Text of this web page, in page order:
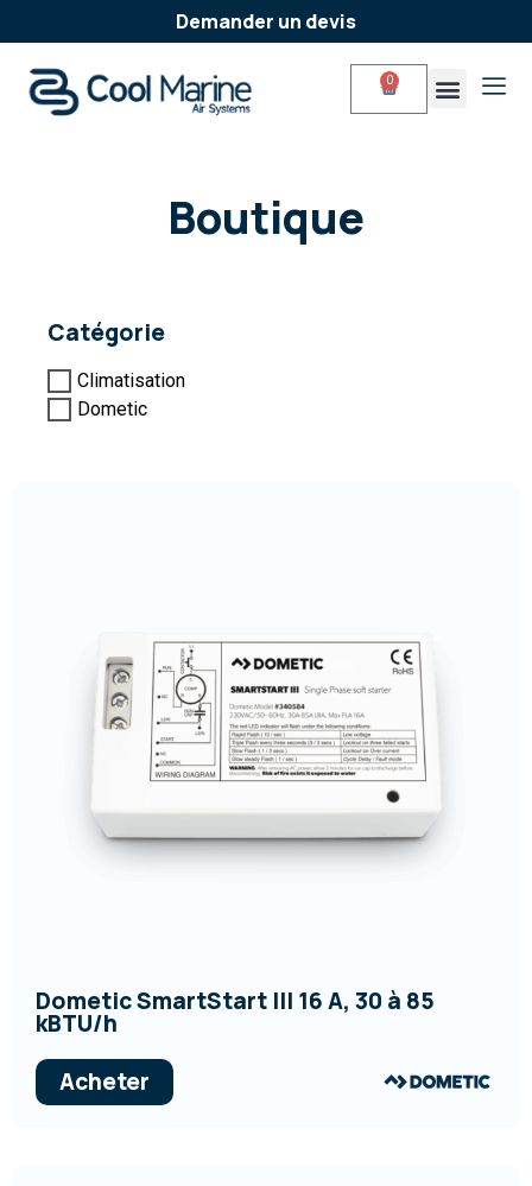
Demander un devis
0
Boutique
Catégorie
Climatisation
Dometic
Dometic SmartStart III 16 A, 30 à 85
kBTU/h
Acheter